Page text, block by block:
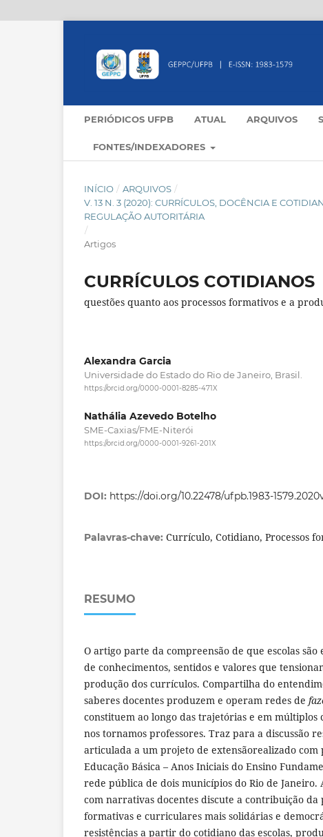
PERIÓDICOS UFPB ATUAL ARQUIVOS
FONTES/INDEXADORES
INÍCIO / ARQUIVOS /
V. 13 N. 3 (2020): CURRÍCULOS, DOCÊNCIA E
REGULAÇÃO AUTORITÁRIA
/
Artigos
CURRÍCULOS COTIDIANOS
questões quanto aos processos formativos e a
Alexandra Garcia
Universidade do Estado do Rio de Janeiro, Brasil.
https://orcid.org/0000-0001-8285-471X
Nathália Azevedo Botelho
SME-Caxias/FME-Niterói
https://orcid.org/0000-0001-9261-201X
DOI: https://doi.org/10.22478/ufpb.1983-
Palavras-chave: Currículo, Cotidiano, Processos
RESUMO
O artigo parte da compreensão de que escolas são
de conhecimentos, sentidos e valores que
produção dos currículos. Compartilha do
saberes docentes produzem e operam redes de
constituem ao longo das trajetórias e em múltiplos
nos tornamos professores. Traz para a discussão
articulada a um projeto de extensãorealizado com
Educação Básica – Anos Iniciais do Ensino
rede pública de dois municípios do Rio de
com narrativas docentes discute a contribuição
formativas e curriculares mais solidárias e
resistências a partir do cotidiano das escolas,